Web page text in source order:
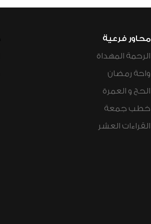
محاور فرعية
الرحمة المهداة
واحة رمضان
الحج و العمرة
خطب جمعة
القراءات العشر